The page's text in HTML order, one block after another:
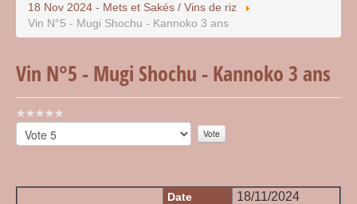
18 Nov 2024 - Mets et Sakés / Vins de riz
Vin N°5 - Mugi Shochu - Kannoko 3 ans
Vin N°5 - Mugi Shochu - Kannoko 3 ans
Vote
utilisateur:
Veuillez
voter
Date 18/11/2024